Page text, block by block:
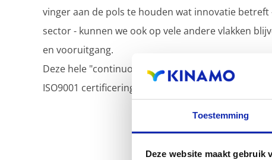
Toestemming
Deze website maakt gebruik
vinger aan de pols te houden wat innovatie betreft
sector - kunnen we ook op vele andere vlakken
en vooruitgang.
Deze hele "continuous improvement cycle" is ook
ISO9001 certificering!